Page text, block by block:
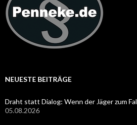
NEUESTE BEITRÄGE
Draht statt Dialog: Wenn der Jäger zum
05.08.2026